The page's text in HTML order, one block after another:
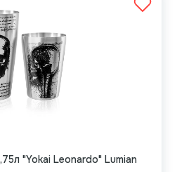
"Yokai Leonardo" Lumian